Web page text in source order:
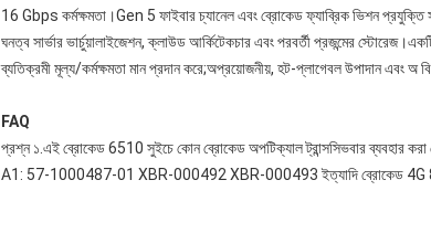
16 Gbps কর্মক্ষমতা।Gen 5 ফাইবার চ্যানেল এবং ব্রোকেড ফ্যাব্রিক ভিশন প্রযুক্তি
ঘনত্ব সার্ভার ভার্চুয়ালাইজেশন, ক্লাউড আর্কিটেকচার এবং পরবর্তী প্রজন্মের
ব্যতিক্রমী মূল্য/কর্মক্ষমতা মান প্রদান করে;অপ্রয়োজনীয়, হট-প্লাগেবল উপাদান এবং অ
FAQ
প্রশ্ন ১.এই ব্রোকেড 6510 সুইচে কোন ব্রোকেড অপটিক্যাল ট্রান্সসিভবার ব্যবহার করা
A1: 57-1000487-01 XBR-000492 XBR-000493 ইত্যাদি ব্রোকেড 4G 8G